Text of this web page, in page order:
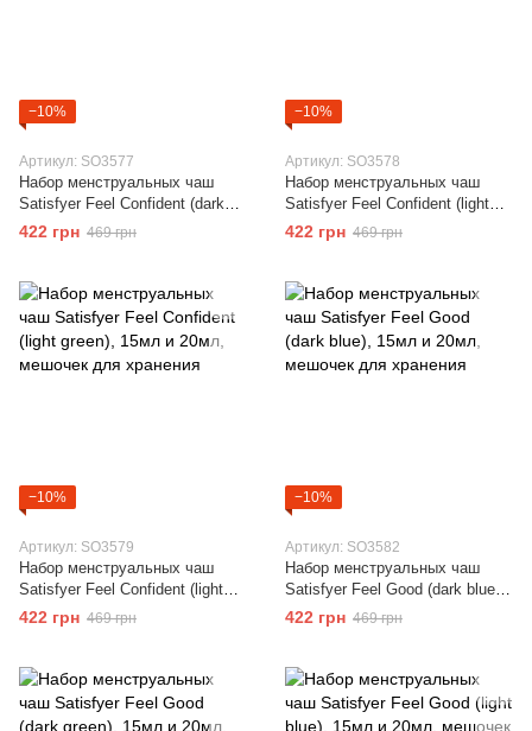
−10%
Артикул: SO3577
Набор менструальных чаш
Satisfyer Feel Confident (dark
green), 15мл и 20мл, мешочек
для хранения
422 грн 469 грн
−10%
Артикул: SO3578
Набор менструальных чаш
Satisfyer Feel Confident (light
blue), 15мл и 20мл, мешочек
для хранения
422 грн 469 грн
−10%
Артикул: SO3579
Набор менструальных чаш
Satisfyer Feel Confident (light
green), 15мл и 20мл, мешочек
для хранения
422 грн 469 грн
−10%
Артикул: SO3582
Набор менструальных чаш
Satisfyer Feel Good (dark blue),
15мл и 20мл, мешочек для
хранения
422 грн 469 грн